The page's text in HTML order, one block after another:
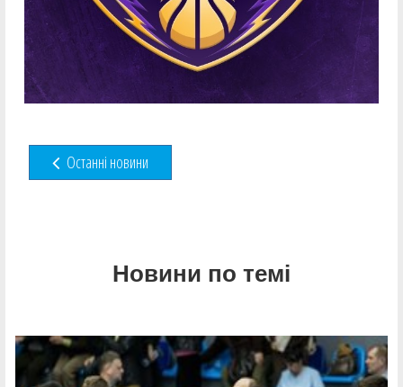
Останні новини
Новини по темі